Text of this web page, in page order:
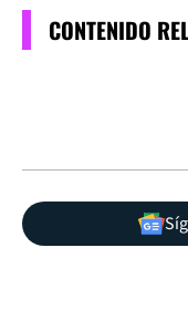
CONTENIDO